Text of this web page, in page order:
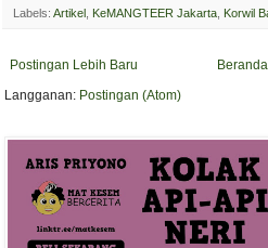
Labels: Artikel KeMANGTEER Jakarta Korwil
Postingan Lebih Baru
Beranda
Langganan: Postingan (Atom)